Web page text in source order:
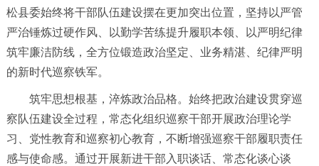
松县委始终将干部队伍建设摆在更加突出位置，坚持以严管
严治锤炼过硬作风、以勤学苦练提升履职本领、以严明纪律
筑牢廉洁防线，全方位锻造政治坚定、业务精湛、纪律严明
的新时代巡察铁军。
筑牢思想根基，淬炼政治品格。始终把政治建设贯穿巡
察队伍建设全过程，常态化组织巡察干部开展政治理论学
习、党性教育和巡察初心教育，不断增强巡察干部履职责任
感与使命感。通过开展新进干部入职谈话、常态化谈心谈